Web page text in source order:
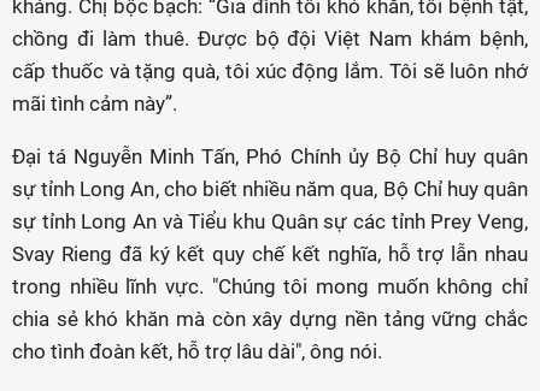
kháng. Chị bộc bạch: “Gia đình tôi khó khăn, tôi bệnh tật,
chồng đi làm thuê. Được bộ đội Việt Nam khám bệnh,
cấp thuốc và tặng quà, tôi xúc động lắm. Tôi sẽ luôn nhớ
mãi tình cảm này”.
Đại tá Nguyễn Minh Tấn, Phó Chính ủy Bộ Chỉ huy quân
sự tỉnh Long An, cho biết nhiều năm qua, Bộ Chỉ huy quân
sự tỉnh Long An và Tiểu khu Quân sự các tỉnh Prey Veng,
Svay Rieng đã ký kết quy chế kết nghĩa, hỗ trợ lẫn nhau
trong nhiều lĩnh vực. "Chúng tôi mong muốn không chỉ
chia sẻ khó khăn mà còn xây dựng nền tảng vững chắc
cho tình đoàn kết, hỗ trợ lâu dài", ông nói.